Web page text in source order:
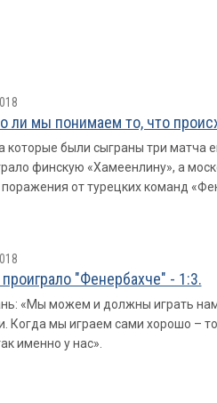
ли мы понимаем то, что
которые были сыграны три матча
финскую «Хамеенлину», а
от турецких команд
"Фенербахче" - 1:3.
«Мы можем и должны играть
Когда мы играем сами хорошо –
именно у нас».